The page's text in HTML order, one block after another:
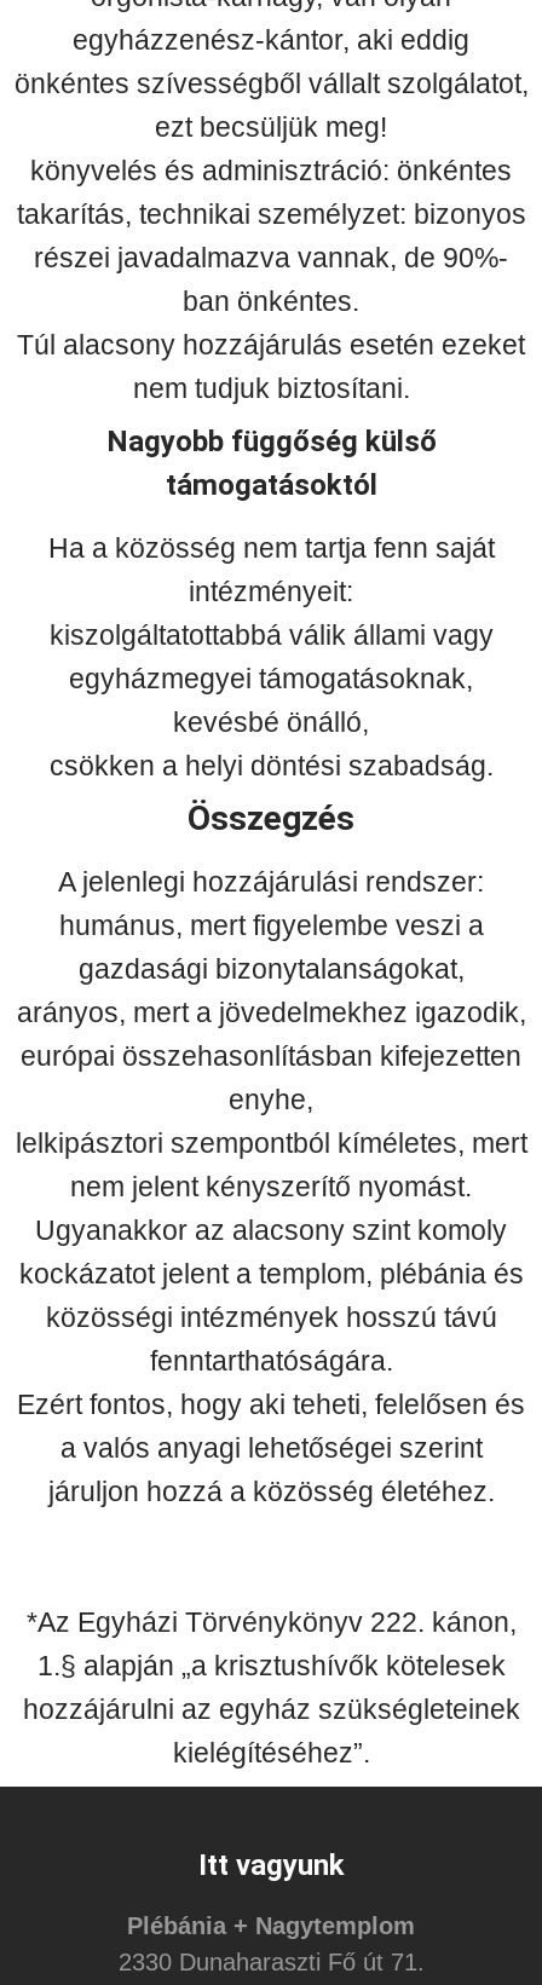
egyházzenész-kántor, aki eddig
önkéntes szívességből vállalt szolgálatot,
ezt becsüljük meg!
könyvelés és adminisztráció: önkéntes
takarítás, technikai személyzet: bizonyos
részei javadalmazva vannak, de 90%-
ban önkéntes.
Túl alacsony hozzájárulás esetén ezeket
nem tudjuk biztosítani.
Nagyobb függőség külső
támogatásoktól
Ha a közösség nem tartja fenn saját
intézményeit:
kiszolgáltatottabbá válik állami vagy
egyházmegyei támogatásoknak,
kevésbé önálló,
csökken a helyi döntési szabadság.
Összegzés
A jelenlegi hozzájárulási rendszer:
humánus, mert figyelembe veszi a
gazdasági bizonytalanságokat,
arányos, mert a jövedelmekhez igazodik,
európai összehasonlításban kifejezetten
enyhe,
lelkipásztori szempontból kíméletes, mert
nem jelent kényszerítő nyomást.
Ugyanakkor az alacsony szint komoly
kockázatot jelent a templom, plébánia és
közösségi intézmények hosszú távú
fenntarthatóságára.
Ezért fontos, hogy aki teheti, felelősen és
a valós anyagi lehetőségei szerint
járuljon hozzá a közösség életéhez.
*Az Egyházi Törvénykönyv 222. kánon,
1.§ alapján „a krisztushívők kötelesek
hozzájárulni az egyház szükségleteinek
kielégítéséhez”.
Itt vagyunk
Plébánia + Nagytemplom
2330 Dunaharaszti Fő út 71.